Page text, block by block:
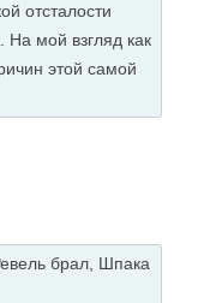
отсталости
На мой взгляд как
этой самой
брал, Шпака